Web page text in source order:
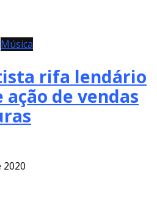
Música
rifa lendário
ação de vendas
2020